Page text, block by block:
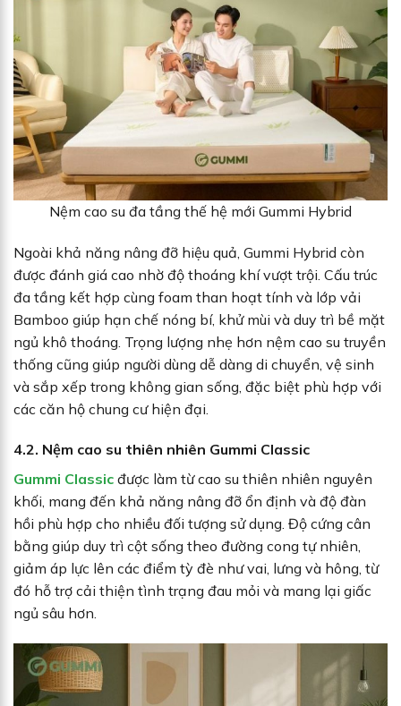
Nệm cao su đa tầng thế hệ mới Gummi Hybrid
Ngoài khả năng nâng đỡ hiệu quả, Gummi Hybrid còn
được đánh giá cao nhờ độ thoáng khí vượt trội. Cấu trúc
đa tầng kết hợp cùng foam than hoạt tính và lớp vải
Bamboo giúp hạn chế nóng bí, khử mùi và duy trì bề mặt
ngủ khô thoáng. Trọng lượng nhẹ hơn nệm cao su truyền
thống cũng giúp người dùng dễ dàng di chuyển, vệ sinh
và sắp xếp trong không gian sống, đặc biệt phù hợp với
các căn hộ chung cư hiện đại.
4.2. Nệm cao su thiên nhiên Gummi Classic
Gummi Classic được làm từ cao su thiên nhiên nguyên
khối, mang đến khả năng nâng đỡ ổn định và độ đàn
hồi phù hợp cho nhiều đối tượng sử dụng. Độ cứng cân
bằng giúp duy trì cột sống theo đường cong tự nhiên,
giảm áp lực lên các điểm tỳ đè như vai, lưng và hông, từ
đó hỗ trợ cải thiện tình trạng đau mỏi và mang lại giấc
ngủ sâu hơn.